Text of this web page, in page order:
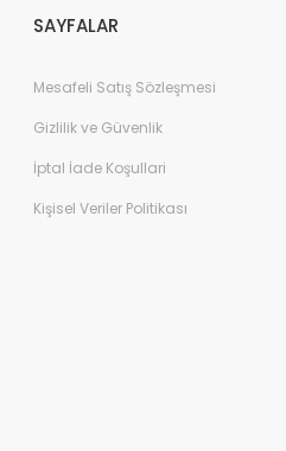
SAYFALAR
Mesafeli Satış Sözleşmesi
Gizlilik ve Güvenlik
İptal İade Koşullari
Kişisel Veriler Politikası